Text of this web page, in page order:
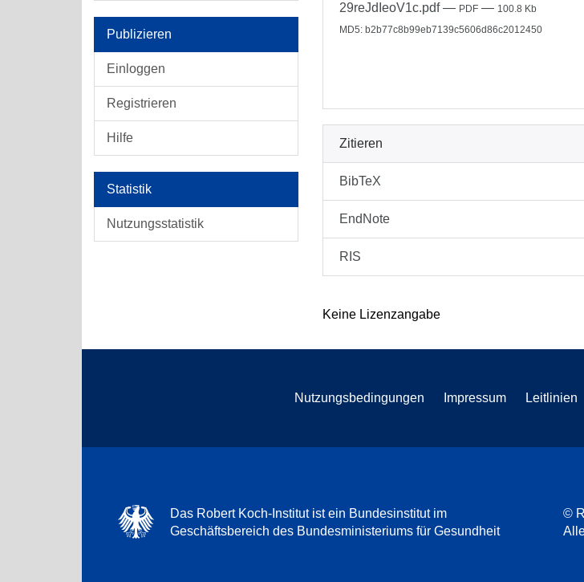
Publizieren
Einloggen
Registrieren
Hilfe
Statistik
Nutzungsstatistik
29reJdIeoV1c.pdf— PDF — 100.8 Kb
MD5: b2b77c8b99eb7139c5606d86c2012450
Zitieren
BibTeX
EndNote
RIS
Keine Lizenzangabe
Nutzungsbedingungen Impressum Leitlinien
Das Robert Koch-Institut ist ein Bundesinstitut im
Geschäftsbereich des Bundesministeriums für Gesundheit
©